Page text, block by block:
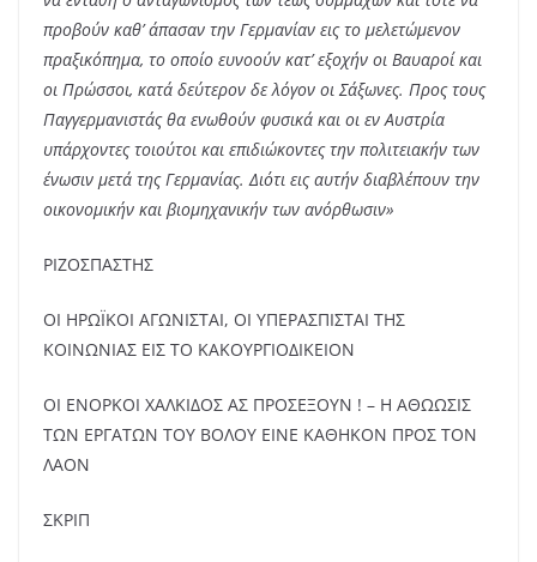
προβούν καθ’ άπασαν την Γερμανίαν εις το μελετώμενον
πραξικόπημα, το οποίο ευνοούν κατ’ εξοχήν οι Βαυαροί και
οι Πρώσσοι, κατά δεύτερον δε λόγον οι Σάξωνες. Προς τους
Παγγερμανιστάς θα ενωθούν φυσικά και οι εν Αυστρία
υπάρχοντες τοιούτοι και επιδιώκοντες την πολιτειακήν των
ένωσιν μετά της Γερμανίας. Διότι εις αυτήν διαβλέπουν την
οικονομικήν και βιομηχανικήν των ανόρθωσιν»
ΡΙΖΟΣΠΑΣΤΗΣ
ΟΙ ΗΡΩΪΚΟΙ ΑΓΩΝΙΣΤΑΙ, ΟΙ ΥΠΕΡΑΣΠΙΣΤΑΙ ΤΗΣ
ΚΟΙΝΩΝΙΑΣ ΕΙΣ ΤΟ ΚΑΚΟΥΡΓΙΟΔΙΚΕΙΟΝ
ΟΙ ΕΝΟΡΚΟΙ ΧΑΛΚΙΔΟΣ ΑΣ ΠΡΟΣΕΞΟΥΝ ! – Η ΑΘΩΩΣΙΣ
ΤΩΝ ΕΡΓΑΤΩΝ ΤΟΥ ΒΟΛΟΥ ΕΙΝΕ ΚΑΘΗΚΟΝ ΠΡΟΣ ΤΟΝ
ΛΑΟΝ
ΣΚΡΙΠ